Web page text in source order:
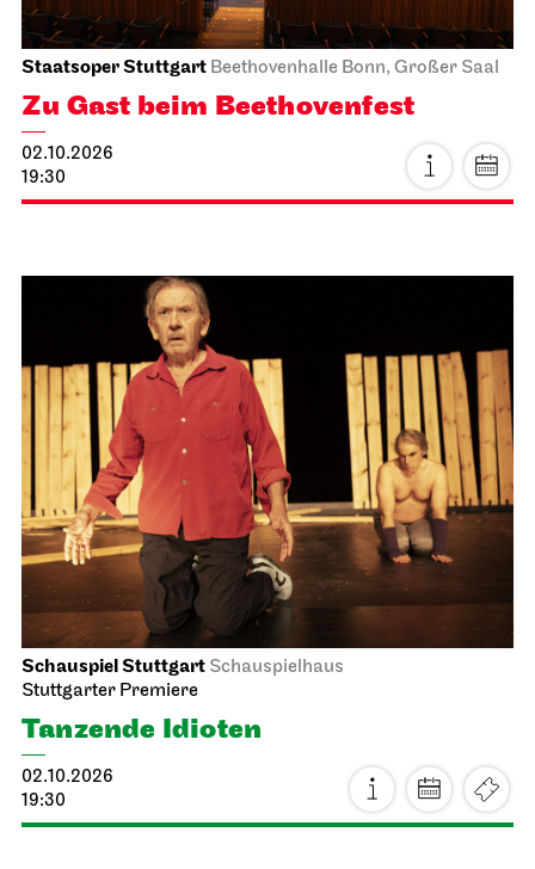
Staatsoper Stuttgart Beethovenhalle Bonn, Großer Saal
Zu Gast beim Beethovenfest
02.10.2026
19:30
Schauspiel Stuttgart Schauspielhaus
Stuttgarter Premiere
Tanzende Idioten
02.10.2026
19:30